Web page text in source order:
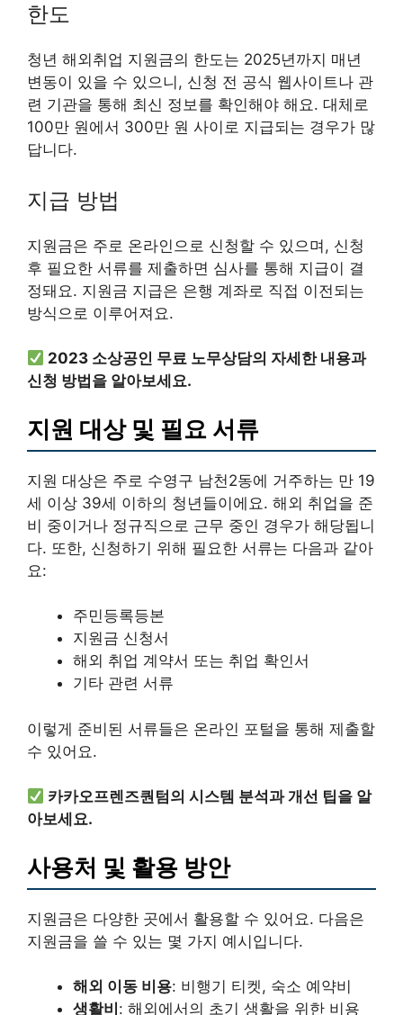
한도
청년 해외취업 지원금의 한도는 2025년까지 매년
변동이 있을 수 있으니, 신청 전 공식 웹사이트나 관
련 기관을 통해 최신 정보를 확인해야 해요. 대체로
100만 원에서 300만 원 사이로 지급되는 경우가 많
답니다.
지급 방법
지원금은 주로 온라인으로 신청할 수 있으며, 신청
후 필요한 서류를 제출하면 심사를 통해 지급이 결
정돼요. 지원금 지급은 은행 계좌로 직접 이전되는
방식으로 이루어져요.
2023 소상공인 무료 노무상담의 자세한 내용과
신청 방법을 알아보세요.
지원 대상 및 필요 서류
지원 대상은 주로 수영구 남천2동에 거주하는 만 19
세 이상 39세 이하의 청년들이에요. 해외 취업을 준
비 중이거나 정규직으로 근무 중인 경우가 해당됩니
다. 또한, 신청하기 위해 필요한 서류는 다음과 같아
요:
주민등록등본
지원금 신청서
해외 취업 계약서 또는 취업 확인서
기타 관련 서류
이렇게 준비된 서류들은 온라인 포털을 통해 제출할
수 있어요.
카카오프렌즈퀀텀의 시스템 분석과 개선 팁을 알
아보세요.
사용처 및 활용 방안
지원금은 다양한 곳에서 활용할 수 있어요. 다음은
지원금을 쓸 수 있는 몇 가지 예시입니다.
해외 이동 비용: 비행기 티켓, 숙소 예약비
생활비 : 해외에서의 초기 생활을 위한 비용